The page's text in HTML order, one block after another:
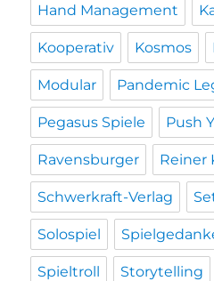
Hand Management
Kooperativ Kosmos
Modular Pandemic
Pegasus Spiele Push
Ravensburger Reiner
Schwerkraft-Verlag
Solospiel
Spieltroll Storytelling